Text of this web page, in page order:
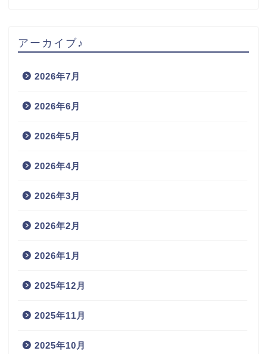
アーカイブ♪
2026年7月
2026年6月
2026年5月
2026年4月
2026年3月
2026年2月
2026年1月
2025年12月
2025年11月
2025年10月